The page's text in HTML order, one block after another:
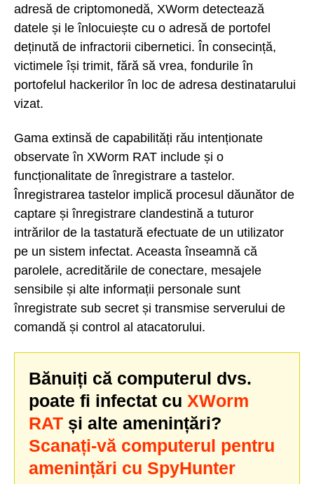
adresă de criptomonedă, XWorm detectează
datele și le înlocuiește cu o adresă de portofel
deținută de infractorii cibernetici. În consecință,
victimele își trimit, fără să vrea, fondurile în
portofelul hackerilor în loc de adresa destinatarului
vizat.
Gama extinsă de capabilități rău intenționate
observate în XWorm RAT include și o
funcționalitate de înregistrare a tastelor.
Înregistrarea tastelor implică procesul dăunător de
captare și înregistrare clandestină a tuturor
intrărilor de la tastatură efectuate de un utilizator
pe un sistem infectat. Aceasta înseamnă că
parolele, acreditările de conectare, mesajele
sensibile și alte informații personale sunt
înregistrate sub secret și transmise serverului de
comandă și control al atacatorului.
Bănuiți că computerul dvs.
poate fi infectat cu XWorm
RAT și alte amenințări?
Scanați-vă computerul pentru
amenințări cu SpyHunter